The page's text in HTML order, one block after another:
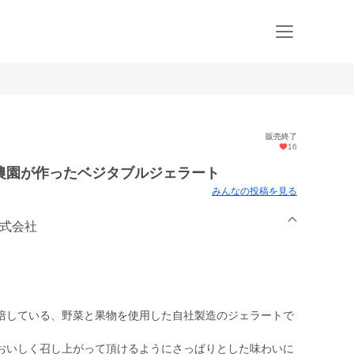
販売終了
16
園が作ったベジタブルジェラート
みんなの投稿を見る
会社
している、野菜と果物を使用した自社製造のジェラートで
しく召し上がって頂けるようにさっぱりとした味わいに